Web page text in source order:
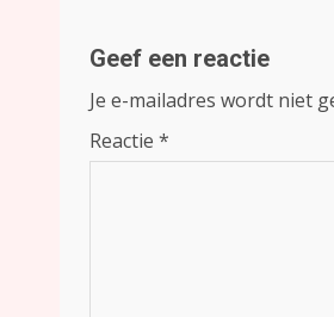
Geef een reactie
Je e-mailadres wordt niet
Reactie *